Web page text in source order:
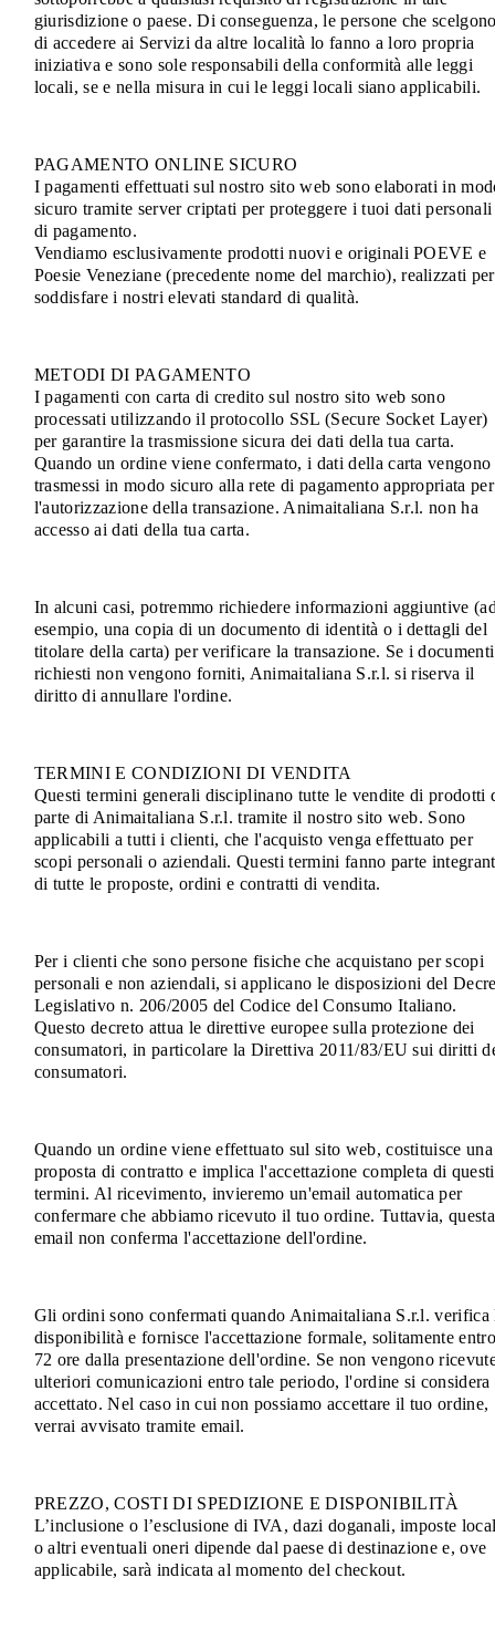
giurisdizione o paese. Di conseguenza, le persone che
di accedere ai Servizi da altre località lo fanno a loro propria
iniziativa e sono sole responsabili della conformità alle leggi
locali, se e nella misura in cui le leggi locali siano applicabili.
PAGAMENTO ONLINE SICURO
I pagamenti effettuati sul nostro sito web sono elaborati in
sicuro tramite server criptati per proteggere i tuoi dati personali
di pagamento.
Vendiamo esclusivamente prodotti nuovi e originali POEVE e
Poesie Veneziane (precedente nome del marchio), realizzati per
soddisfare i nostri elevati standard di qualità.
METODI DI PAGAMENTO
I pagamenti con carta di credito sul nostro sito web sono
processati utilizzando il protocollo SSL (Secure Socket Layer)
per garantire la trasmissione sicura dei dati della tua carta.
Quando un ordine viene confermato, i dati della carta vengono
trasmessi in modo sicuro alla rete di pagamento appropriata per
l'autorizzazione della transazione. Animaitaliana S.r.l. non ha
accesso ai dati della tua carta.
In alcuni casi, potremmo richiedere informazioni aggiuntive
esempio, una copia di un documento di identità o i dettagli del
titolare della carta) per verificare la transazione. Se i documenti
richiesti non vengono forniti, Animaitaliana S.r.l. si riserva il
diritto di annullare l'ordine.
TERMINI E CONDIZIONI DI VENDITA
Questi termini generali disciplinano tutte le vendite di prodotti
parte di Animaitaliana S.r.l. tramite il nostro sito web. Sono
applicabili a tutti i clienti, che l'acquisto venga effettuato per
scopi personali o aziendali. Questi termini fanno parte
di tutte le proposte, ordini e contratti di vendita.
Per i clienti che sono persone fisiche che acquistano per scopi
personali e non aziendali, si applicano le disposizioni del
Legislativo n. 206/2005 del Codice del Consumo Italiano.
Questo decreto attua le direttive europee sulla protezione dei
consumatori, in particolare la Direttiva 2011/83/EU sui diritti
consumatori.
Quando un ordine viene effettuato sul sito web, costituisce una
proposta di contratto e implica l'accettazione completa di questi
termini. Al ricevimento, invieremo un'email automatica per
confermare che abbiamo ricevuto il tuo ordine. Tuttavia, questa
email non conferma l'accettazione dell'ordine.
Gli ordini sono confermati quando Animaitaliana S.r.l. verifica
disponibilità e fornisce l'accettazione formale, solitamente entro
72 ore dalla presentazione dell'ordine. Se non vengono
ulteriori comunicazioni entro tale periodo, l'ordine si considera
accettato. Nel caso in cui non possiamo accettare il tuo ordine,
verrai avvisato tramite email.
PREZZO, COSTI DI SPEDIZIONE E DISPONIBILITÀ
L’inclusione o l’esclusione di IVA, dazi doganali, imposte
o altri eventuali oneri dipende dal paese di destinazione e, ove
applicabile, sarà indicata al momento del checkout.